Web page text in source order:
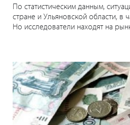
По статистическим данным,
стране и Ульяновской области, в
Но исследователи находят на